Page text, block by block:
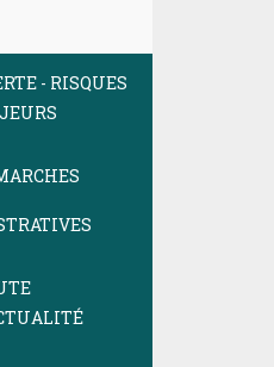
- RISQUES